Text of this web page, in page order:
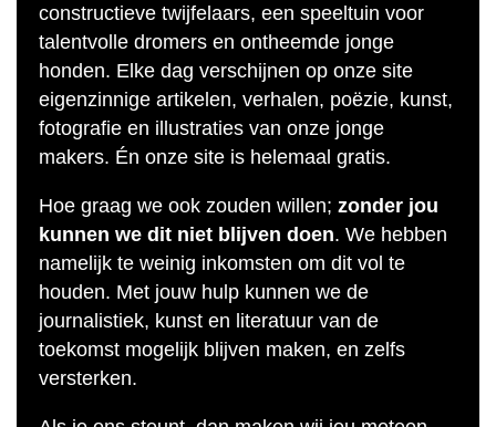
constructieve twijfelaars, een speeltuin voor
talentvolle dromers en ontheemde jonge
honden. Elke dag verschijnen op onze site
eigenzinnige artikelen, verhalen, poëzie, kunst,
fotografie en illustraties van onze jonge
makers. Én onze site is helemaal gratis.
Hoe graag we ook zouden willen; zonder jou
kunnen we dit niet blijven doen. We hebben
namelijk te weinig inkomsten om dit vol te
houden. Met jouw hulp kunnen we de
journalistiek, kunst en literatuur van de
toekomst mogelijk blijven maken, en zelfs
versterken.